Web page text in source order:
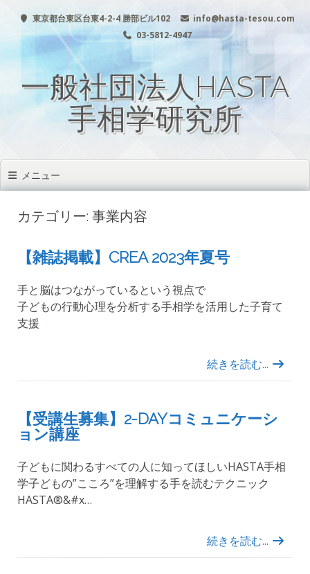
東京都台東区台東4-2-4 勝部ビル102
info@hasta-tesou.com
03-5812-4947
一般社団法人HASTA
手相学研究所
メニュー
カテゴリー: 事業内容
【雑誌掲載】CREA 2023年夏号
手と脳はつながっているという視点で
子どもの行動心理を分析する手相学を活用した子育て
支援
続きを読む...
【受講生募集】2-DAYコミュニケーシ
ョン講座
子どもに関わるすべての人に知ってほしいHASTA手相
学子どもの”こころ”を理解する手を読むテクニック
HASTA®&#x…
続きを読む...